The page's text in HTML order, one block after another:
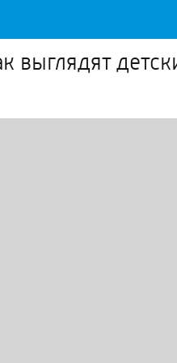
выглядят